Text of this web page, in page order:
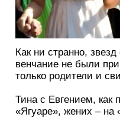
Как ни странно,
венчание не были
только родители и
Тина с Евгением, как
«Ягуаре», жених –